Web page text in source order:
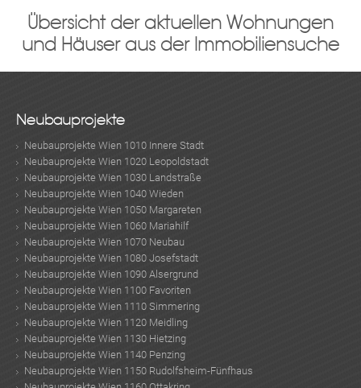
Übersicht der aktuellen Wohnungen
und Häuser aus der Immobiliensuche
Neubauprojekte
Neubauprojekte Wien 1010 Innere Stadt
Neubauprojekte Wien 1020 Leopoldstadt
Neubauprojekte Wien 1030 Landstraße
Neubauprojekte Wien 1040 Wieden
Neubauprojekte Wien 1050 Margareten
Neubauprojekte Wien 1060 Mariahilf
Neubauprojekte Wien 1070 Neubau
Neubauprojekte Wien 1080 Josefstadt
Neubauprojekte Wien 1090 Alsergrund
Neubauprojekte Wien 1100 Favoriten
Neubauprojekte Wien 1110 Simmering
Neubauprojekte Wien 1120 Meidling
Neubauprojekte Wien 1130 Hietzing
Neubauprojekte Wien 1140 Penzing
Neubauprojekte Wien 1150 Rudolfsheim-Fünfhaus